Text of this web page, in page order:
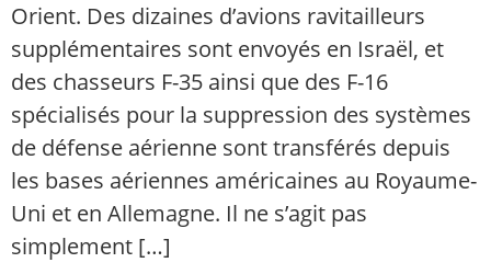
Orient. Des dizaines d’avions ravitailleurs
supplémentaires sont envoyés en Israël, et
des chasseurs F-35 ainsi que des F-16
spécialisés pour la suppression des systèmes
de défense aérienne sont transférés depuis
les bases aériennes américaines au Royaume-
Uni et en Allemagne. Il ne s’agit pas
simplement […]